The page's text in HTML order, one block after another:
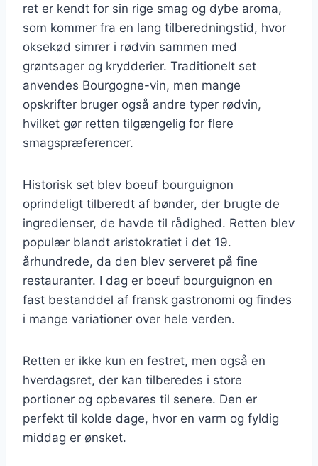
ret er kendt for sin rige smag og dybe aroma,
som kommer fra en lang tilberedningstid, hvor
oksekød simrer i rødvin sammen med
grøntsager og krydderier. Traditionelt set
anvendes Bourgogne-vin, men mange
opskrifter bruger også andre typer rødvin,
hvilket gør retten tilgængelig for flere
smagspræferencer.
Historisk set blev boeuf bourguignon
oprindeligt tilberedt af bønder, der brugte de
ingredienser, de havde til rådighed. Retten blev
populær blandt aristokratiet i det 19.
århundrede, da den blev serveret på fine
restauranter. I dag er boeuf bourguignon en
fast bestanddel af fransk gastronomi og findes
i mange variationer over hele verden.
Retten er ikke kun en festret, men også en
hverdagsret, der kan tilberedes i store
portioner og opbevares til senere. Den er
perfekt til kolde dage, hvor en varm og fyldig
middag er ønsket.